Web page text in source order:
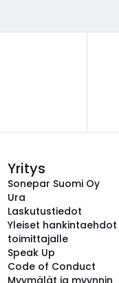
Yritys
Sonepar Suomi Oy
Ura
Laskutustiedot
Yleiset hankintaehdot
toimittajalle
Speak Up
Code of Conduct
Myymälät ja myynnin